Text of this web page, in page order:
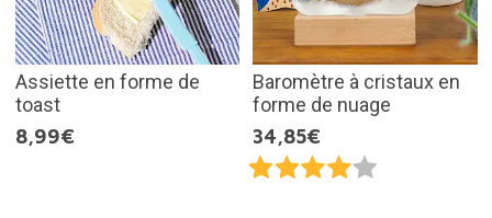
Assiette en forme de
toast
8,99€
Baromètre à cristaux en
forme de nuage
34,85€